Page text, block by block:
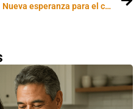
Nueva esperanza para el cáncer de próstata desde la Medicina Alternativa